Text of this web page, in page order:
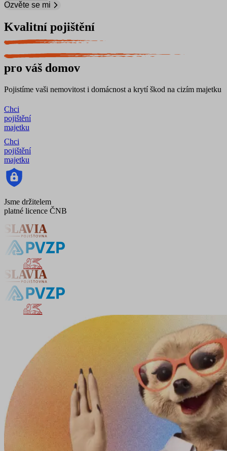
Ozvěte se mi
Kvalitní pojištění
pro váš domov
Pojistíme vaši nemovitost i domácnost a krytí škod na cizím majetku
Chci
pojištění
majetku
Chci
pojištění
majetku
Jsme držitelem
platné licence ČNB